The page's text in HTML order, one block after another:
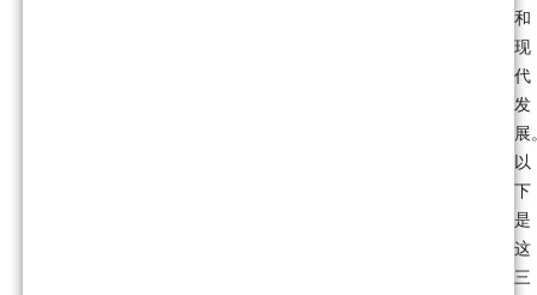
和
现
代
发
展
以
下
是
这
三